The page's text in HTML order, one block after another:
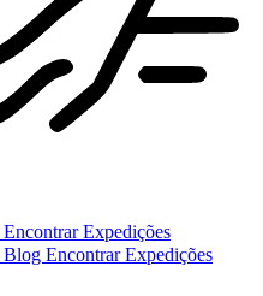
Encontrar Expedições
Blog Encontrar Expedições